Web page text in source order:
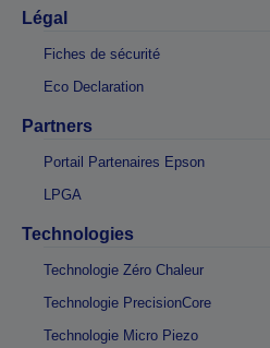
Légal
Fiches de sécurité
Eco Declaration
Partners
Portail Partenaires Epson
LPGA
Technologies
Technologie Zéro Chaleur
Technologie PrecisionCore
Technologie Micro Piezo